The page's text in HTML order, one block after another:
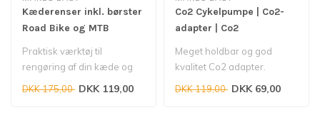
Kæderenser inkl. børster
Road Bike og MTB
Praktisk værktøj til
rengøring af din kæde og
DKK 175,00 DKK 119,00
Co2 Cykelpumpe | Co2-
adapter | Co2
Mini-cykelpumpe - til
Meget holdbar og god
kvalitet Co2 adapter.
DKK 119,00 DKK 69,00